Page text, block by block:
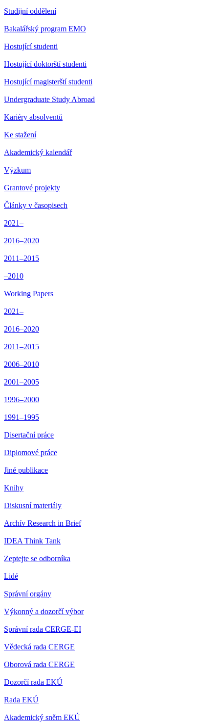
Studijní oddělení
Bakalářský program EMO
Hostující studenti
Hostující doktorští studenti
Hostující magisterští studenti
Undergraduate Study Abroad
Kariéry absolventů
Ke stažení
Akademický kalendář
Výzkum
Grantové projekty
Články v časopisech
2021–
2016–2020
2011–2015
–2010
Working Papers
2021–
2016–2020
2011–2015
2006–2010
2001–2005
1996–2000
1991–1995
Disertační práce
Diplomové práce
Jiné publikace
Knihy
Diskusní materiály
Archív Research in Brief
IDEA Think Tank
Zeptejte se odborníka
Lidé
Správní orgány
Výkonný a dozorčí výbor
Správní rada CERGE-EI
Vědecká rada CERGE
Oborová rada CERGE
Dozorčí rada EKÚ
Rada EKÚ
Akademický sněm EKÚ